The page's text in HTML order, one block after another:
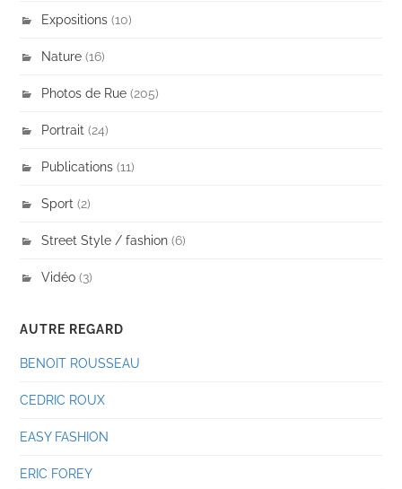
Expositions (10)
Nature (16)
Photos de Rue (205)
Portrait (24)
Publications (11)
Sport (2)
Street Style / fashion (6)
Vidéo (3)
AUTRE REGARD
BENOIT ROUSSEAU
CEDRIC ROUX
EASY FASHION
ERIC FOREY